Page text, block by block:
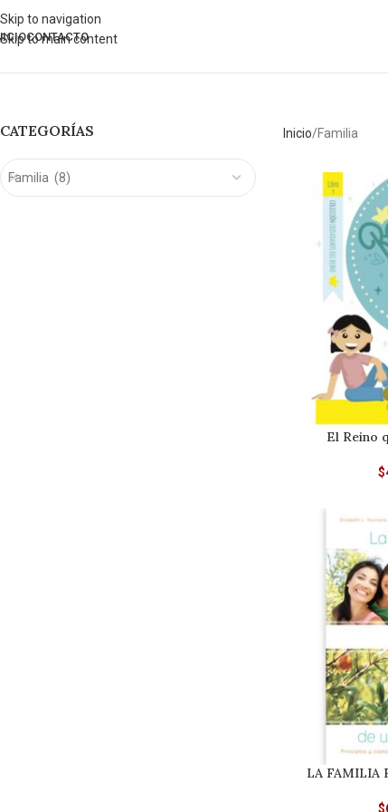
Skip to navigation
Skip to main content
CONTACTO
CATEGORÍAS
Familia (8)
Inicio Familia
El Reino
$
LA FAMILIA
$